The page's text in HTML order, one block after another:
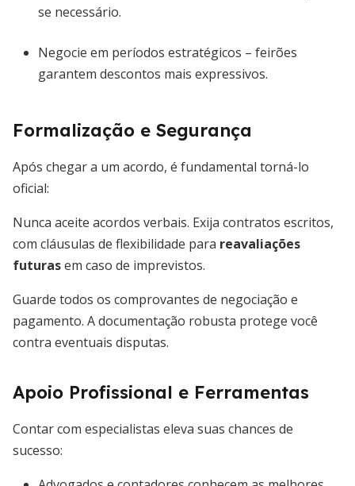
se necessário.
Negocie em períodos estratégicos – feirões
garantem descontos mais expressivos.
Formalização e Segurança
Após chegar a um acordo, é fundamental torná-lo
oficial:
Nunca aceite acordos verbais. Exija contratos escritos,
com cláusulas de flexibilidade para reavaliações
futurasem caso de imprevistos.
Guarde todos os comprovantes de negociação e
pagamento. A documentação robusta protege você
contra eventuais disputas.
Apoio Profissional e Ferramentas
Contar com especialistas eleva suas chances de
sucesso: